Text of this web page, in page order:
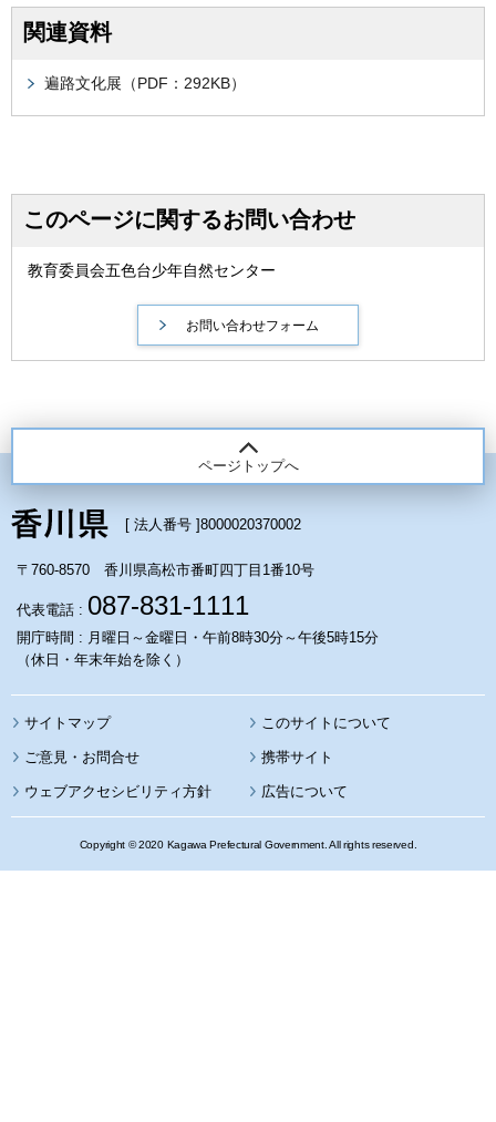
関連資料
遍路文化展（PDF：292KB）
このページに関するお問い合わせ
教育委員会五色台少年自然センター
ページトップへ
[ 法人番号 ]8000020370002
〒760-8570 香川県高松市番町四丁目1番10号
代表電話 : 087-831-1111
開庁時間 : 月曜日～金曜日・午前8時30分～午後5時15分
（休日・年末年始を除く）
サイトマップ このサイトについて
携帯サイト
ウェブアクセシビリティ方針 広告について
Copyright © 2020 Kagawa Prefectural Government. All rights reserved.